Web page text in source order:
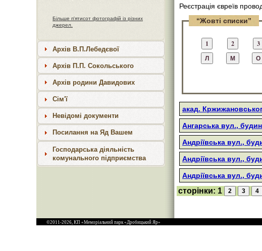
Більше п'ятисот фотографій із різних
джерел.
Архів В.П.Лебедєвої
Архів П.П. Сокольського
Архів родини Давидових
Сім'ї
Невідомі документи
Посилання на Яд Вашем
Господарська діяльність
комунального підприємства
Реєстрація євреїв
“Жовті списки”
акад.
Ангарська вул.,
Андріївська вул.,
Андріївська вул.,
Андріївська вул.,
сторінки: 1
©2011-2026, КП «Меморіальний парк «Дробицький Яр»